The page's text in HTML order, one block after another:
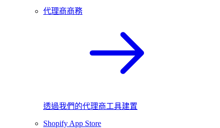
代理商商務
透過我們的代理商工具建置
Shopify App Store